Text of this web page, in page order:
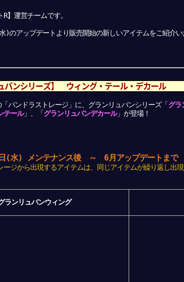
R】運営チームです。
)のアップデートより販売開始の新しいアイテムをご紹介い
バンシリーズ】 ウィング・テール・デカール
パンドラストレージ」に、グランリュバンシリーズ「グラ
テール」、「グランリュバンデカール」が登場！
(水) メンテナンス後 ～ 6月アップデートまで
ジから出現するアイテムは、同じアイテムが繰り返し出現
ランリュバンウィング